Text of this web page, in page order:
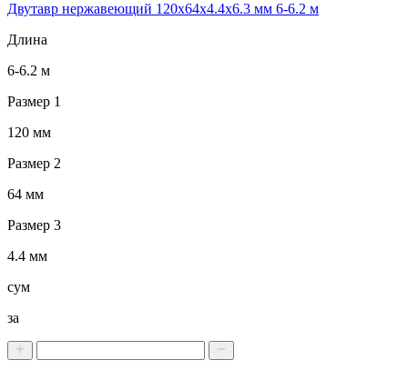
Двутавр нержавеющий 120x64x4.4x6.3 мм 6-6.2 м
Длина
6-6.2 м
Размер 1
120 мм
Размер 2
64 мм
Размер 3
4.4 мм
сум
за